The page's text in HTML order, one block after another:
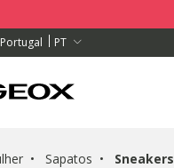
Portugal PT
89,00 €
DE SI.
89,00 €
Sapatos Sneakers